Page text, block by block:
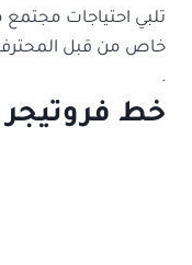
تلبي احتياجات
خاص من قبل
.
خط فروتيجر Frutiger Font